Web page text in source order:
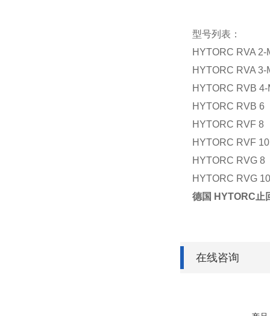
型号列表：
HYTORC RVA 2-
HYTORC RVA 3-
HYTORC RVB 4-
HYTORC RVB 6
HYTORC RVF 8
HYTORC RVF 10
HYTORC RVG 8
HYTORC RVG 10
德国 HYTORC止
在线咨询